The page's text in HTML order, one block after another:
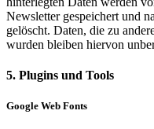
Newsletter gespeichert und
gelöscht. Daten, die zu
wurden bleiben hiervon
5. Plugins und Tools
Google Web Fonts